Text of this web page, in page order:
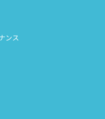
ンス